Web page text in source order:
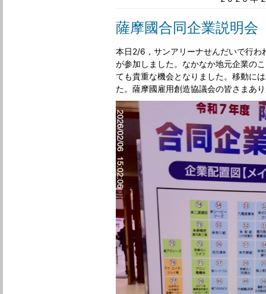
薩摩國合同企業説明会
本日2/6，サンアリーナせんだいで行わ
が参加しました。なかなか地元企業の
ても貴重な機会となりました。移動に
た。薩摩國雇用創造協議会の皆さまあ